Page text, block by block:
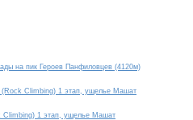
на пик Героев Панфиловцев (4120м)
(Rock Climbing) 1 этап, ущелье Машат
Climbing) 1 этап, ущелье Машат